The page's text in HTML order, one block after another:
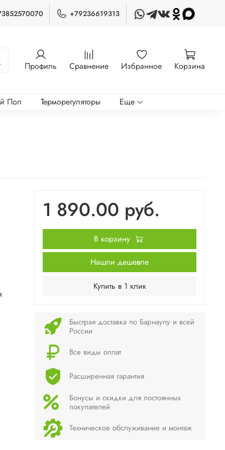
+79236619313
Профиль Сравнение Избранное Корзина
Пол Терморегуляторы Еще
1 890.00 руб.
В корзину
Нашли дешевле
Купить в 1 клик
Быстрая доставка по Барнаулу и всей
России
Все виды оплат
Расширенная гарантия
Бонусы и скидки для постоянных
покупателей
Техническое обслуживание и монтаж